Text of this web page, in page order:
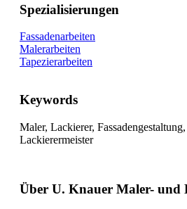
Spezialisierungen
Fassadenarbeiten
Malerarbeiten
Tapezierarbeiten
Keywords
Maler, Lackierer,
Lackierermeister
Über U. Knauer Maler- und